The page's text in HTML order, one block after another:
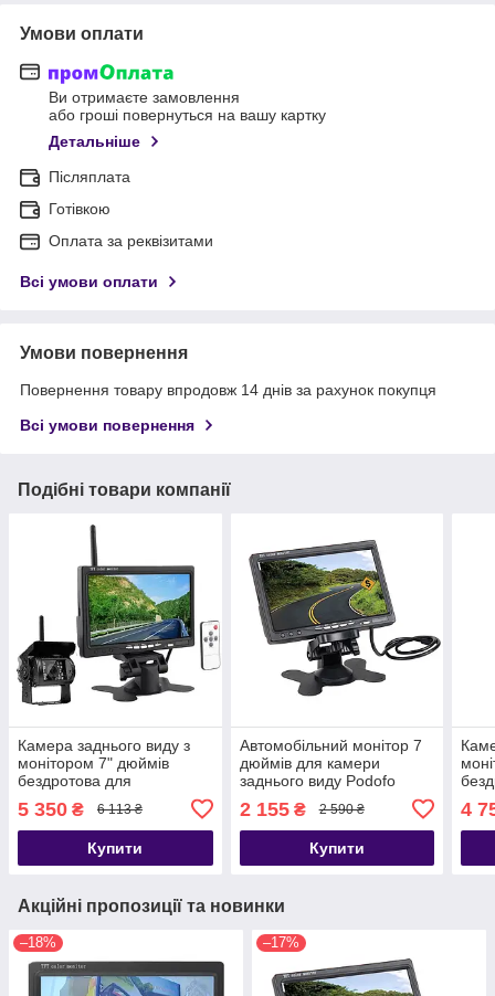
Умови оплати
Ви отримаєте замовлення
або гроші повернуться на вашу картку
Детальніше
Післяплата
Готівкою
Оплата за реквізитами
Всі умови оплати
Умови повернення
Повернення товару впродовж 14 днів за рахунок покупця
Всі умови повернення
Подібні товари компанії
Камера заднього виду з
монітором 7" дюймів
бездротова для
мікроавтобусів Nectronix
W701 kit
5 350 ₴ 6 113 ₴
Купити
Автомобільний монітор 7
дюймів для камери
заднього виду Podofo
кріплення на торпедо
2 155₴ 2 590 ₴
Купити
4
Акційні пропозиції та новинки
–18% –17%